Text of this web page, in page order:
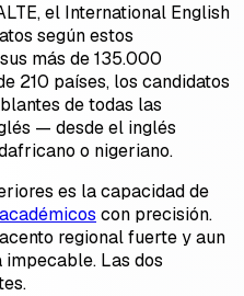
el International English
según estos
más de 135.000
210 países, los candidatos
de todas las
— desde el inglés
o nigeriano.
es la capacidad de
con precisión.
regional fuerte y aun
Las dos